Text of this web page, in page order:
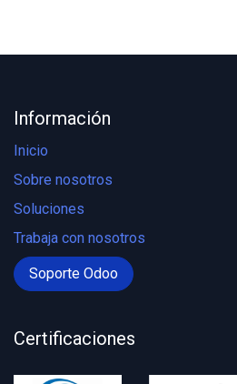
Información
Inicio
Sobre nosotros
Soluciones
Trabaja con nosotros
Soporte Odoo
Certificaciones